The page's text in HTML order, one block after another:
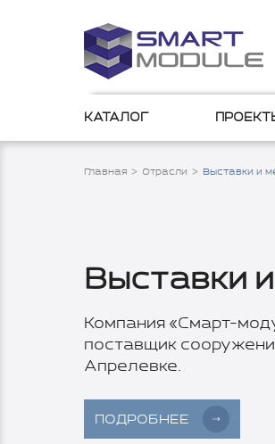
КАТАЛОГ
Главная Отрасли Выставки и
Выставки
Компания «Смарт-
поставщик
Апрелевке.
ПОДРОБНЕЕ